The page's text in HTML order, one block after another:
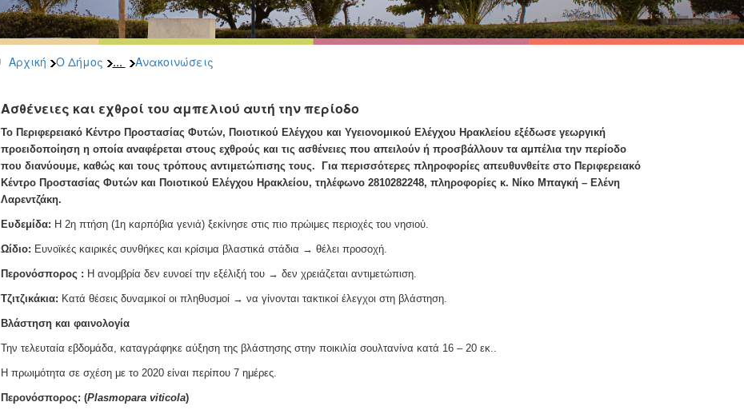
Αρχική Ο Δήμος ... Ανακοινώσεις
Ασθένειες και εχθροί του αμπελιού αυτή την περίοδο
Το Περιφερειακό Κέντρο Προστασίας Φυτών, Ποιοτικού Ελέγχου και Υγειονομικού Ελέγχου Ηρακλείου εξέδωσε γεωργική
προειδοποίηση η οποία αναφέρεται στους εχθρούς και τις ασθένειες που απειλούν ή προσβάλλουν τα αμπέλια την περίοδο
που διανύουμε, καθώς και τους τρόπους αντιμετώπισης τους. Για περισσότερες πληροφορίες απευθυνθείτε στο Περιφερειακό
Κέντρο Προστασίας Φυτών και Ποιοτικού Ελέγχου Ηρακλείου, τηλέφωνο 2810282248, πληροφορίες κ. Νίκο Μπαγκή – Ελένη
Λαρεντζάκη.
Ευδεμίδα: Η 2η πτήση (1η καρπόβια γενιά) ξεκίνησε στις πιο πρώιμες περιοχές του νησιού.
Ωίδιο: Ευνοϊκές καιρικές συνθήκες και κρίσιμα βλαστικά στάδια → θέλει προσοχή.
Περονόσπορος : Η ανομβρία δεν ευνοεί την εξέλιξή του → δεν χρειάζεται αντιμετώπιση.
Τζιτζικάκια: Κατά θέσεις δυναμικοί οι πληθυσμοί → να γίνονται τακτικοί έλεγχοι στη βλάστηση.
Βλάστηση και φαινολογία
Την τελευταία εβδομάδα, καταγράφηκε αύξηση της βλάστησης στην ποικιλία σουλτανίνα κατά 16 – 20 εκ..
Η πρωιμότητα σε σχέση με το 2020 είναι περίπου 7 ημέρες.
Περονόσπορος: (Plasmopara viticola)